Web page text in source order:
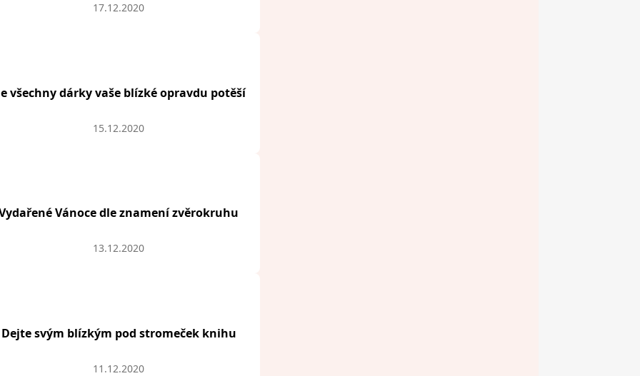
17.12.2020
všechny dárky vaše blízké opravdu potěší
15.12.2020
Vánoce dle znamení zvěrokruhu
13.12.2020
Dejte svým blízkým pod stromeček knihu
11.12.2020